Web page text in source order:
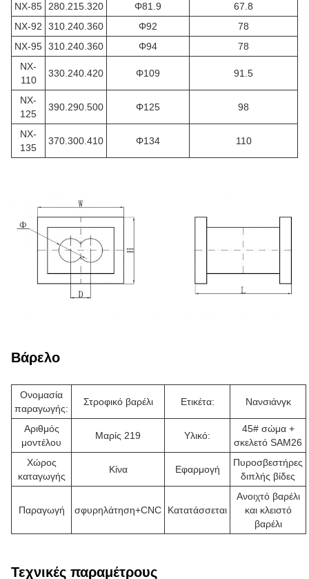
NX-85 280.215.320 Φ81.9
67.8
NX-92
310.240.360 Φ92
78
NX-95 310.240.360 Φ94
78
NX-
110
330.240.420 Φ109 91.5
NX-
125
390.290.500 Φ125 98
NX-
135
370.300.410 Φ134 110
Βάρελο
Ονομασία
παραγωγής:
Στροφικό βαρέλι Ετικέτα: Νανσιάνγκ
Αριθμός
μοντέλου
Μαρίς 219 Υλικό:
45# σώμα +
σκελετό SAM26
Χώρος
καταγωγής
Κίνα Εφαρμογή
Πυροσβεστήρες
διπλής βίδες
Παραγωγή σφυρηλάτηση+CNC Κατατάσσεται
Ανοιχτό βαρέλι
και κλειστό
βαρέλι
Τεχνικές παραμέτρους